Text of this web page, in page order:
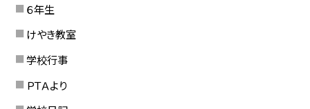
６年生
けやき教室
学校行事
ＰＴＡより